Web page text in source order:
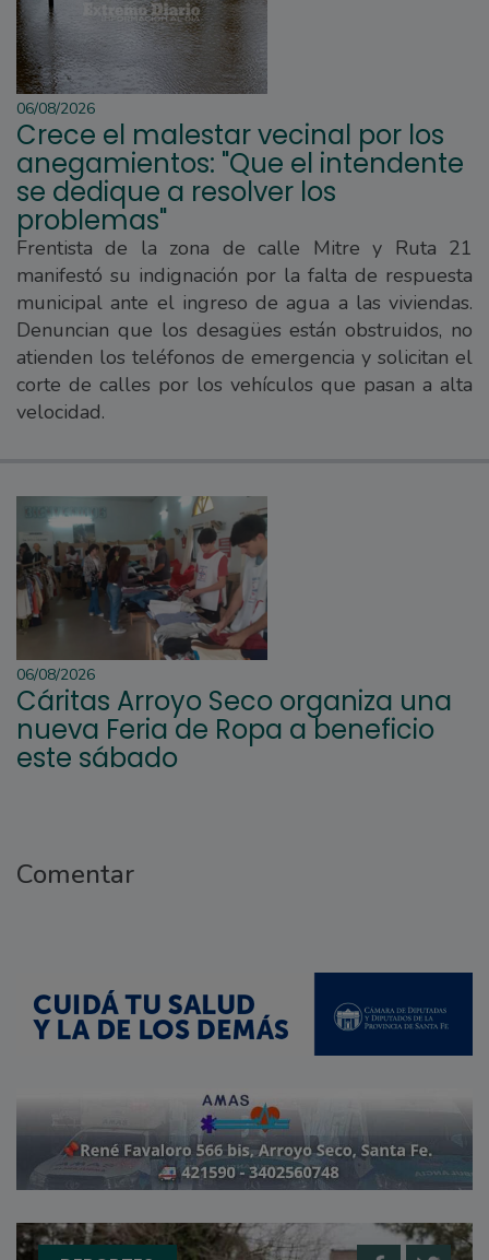
06/08/2026
Crece el malestar vecinal por los
anegamientos: "Que el intendente
se dedique a resolver los
problemas"
Frentista de la zona de calle Mitre y Ruta 21
manifestó su indignación por la falta de respuesta
municipal ante el ingreso de agua a las viviendas.
Denuncian que los desagües están obstruidos, no
atienden los teléfonos de emergencia y solicitan el
corte de calles por los vehículos que pasan a alta
velocidad.
06/08/2026
Cáritas Arroyo Seco organiza una
nueva Feria de Ropa a beneficio
este sábado
Comentar